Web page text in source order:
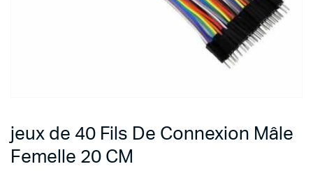
jeux de 40 Fils De Connexion Mâle
Femelle 20 CM